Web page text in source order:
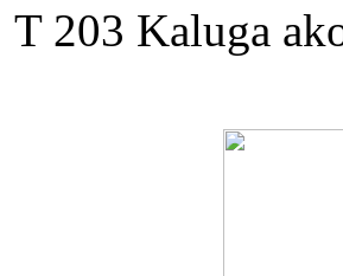
T 203 Kaluga